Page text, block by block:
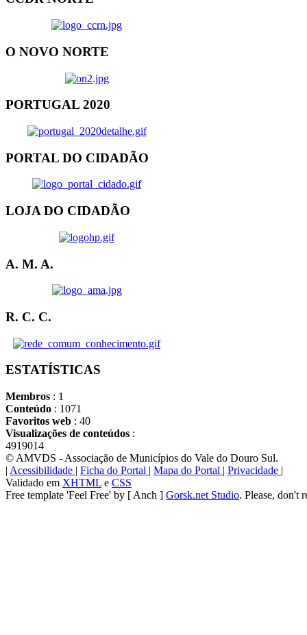
O NOVO NORTE
PORTUGAL 2020
PORTAL DO CIDADÃO
LOJA DO CIDADÃO
A. M. A.
R. C. C.
ESTATÍSTICAS
Membros : 1
Conteúdo : 1071
Favoritos web : 40
Visualizações de conteúdos :
4919014
© AMVDS - Associação de Municípios do Vale do Douro Sul.
| Acessibilidade | Ficha do Portal | Mapa do Portal | Privacidade |
Validado em XHTML e CSS
Free template 'Feel Free' by [ Anch ] Gorsk.net Studio. Please, don't